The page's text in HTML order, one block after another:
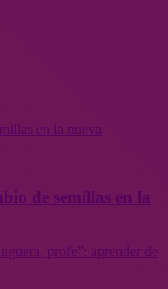
en la nueva
de semillas en la
profe”: aprender de